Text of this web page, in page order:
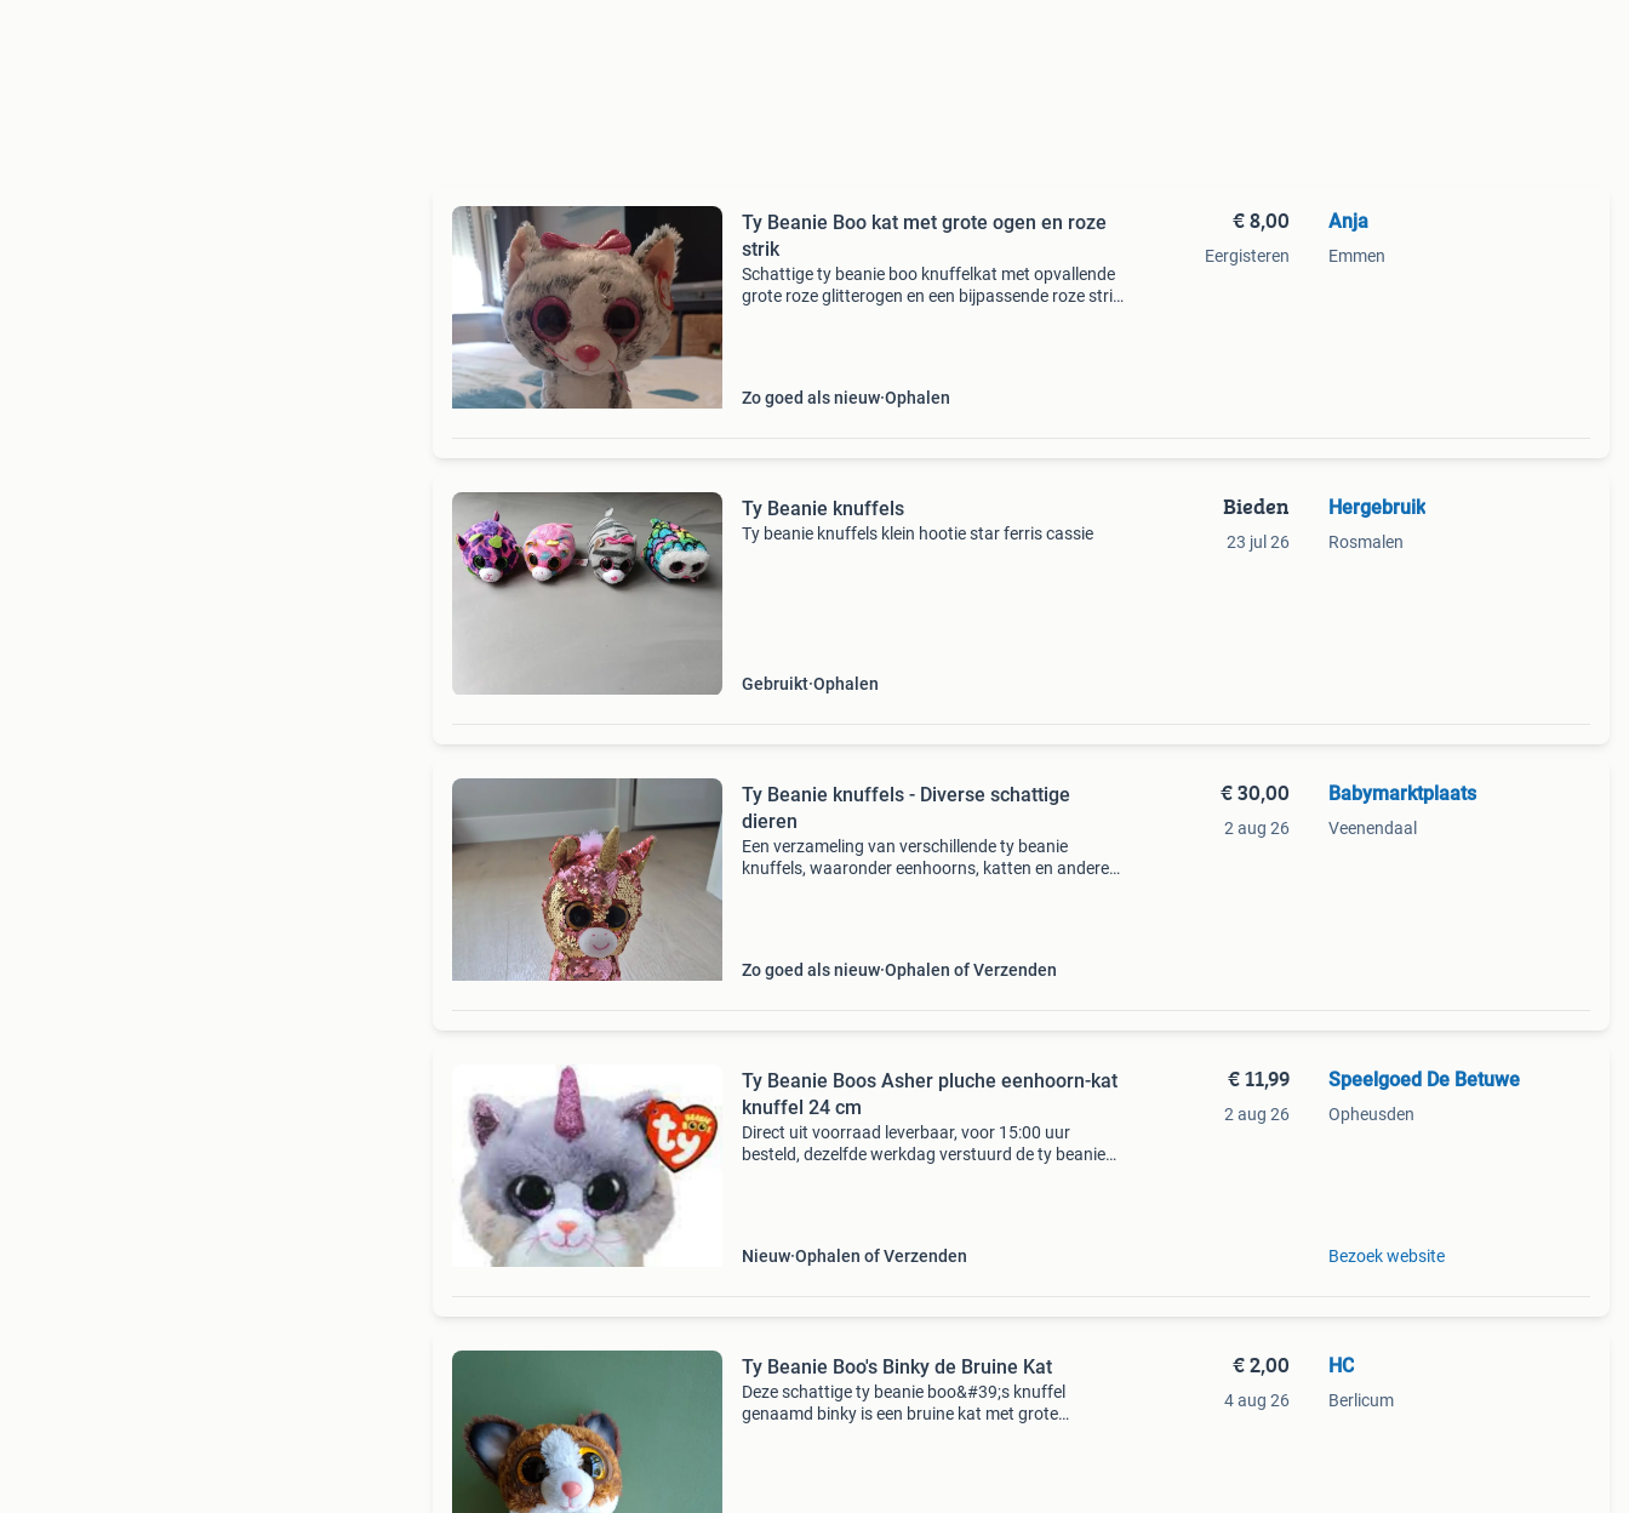
Ty Beanie Boo kat met grote ogen en roze
strik
Schattige ty beanie boo knuffelkat met opvallende
grote roze glitterogen en een bijpassende roze strik
Zo goed als nieuw Ophalen
€ 8,00
Eergisteren
Anja
Emmen
Ty Beanie knuffels
Ty beanie knuffels klein hootie star ferris cassie
Gebruikt Ophalen
Bieden
23 jul 26
Hergebruik
Rosmalen
Ty Beanie knuffels - Diverse schattige
dieren
Een verzameling van verschillende ty beanie
knuffels, waaronder eenhoorns, katten en andere
Zo goed als nieuw Ophalen of Verzenden
€ 30,00
2 aug 26
Babymarktplaats
Veenendaal
Ty Beanie Boos Asher pluche eenhoorn-kat
knuffel 24 cm
Direct uit voorraad leverbaar, voor 15:00 uur
besteld, dezelfde werkdag verstuurd de ty beanie
Nieuw Ophalen of Verzenden
€ 11,99
2 aug 26
Speelgoed De Betuwe
Opheusden
Bezoek website
Ty Beanie Boo's Binky de Bruine Kat
Deze schattige ty beanie boo&#39;s knuffel
genaamd binky is een bruine kat met grote
€ 2,00
4 aug 26
HC
Berlicum